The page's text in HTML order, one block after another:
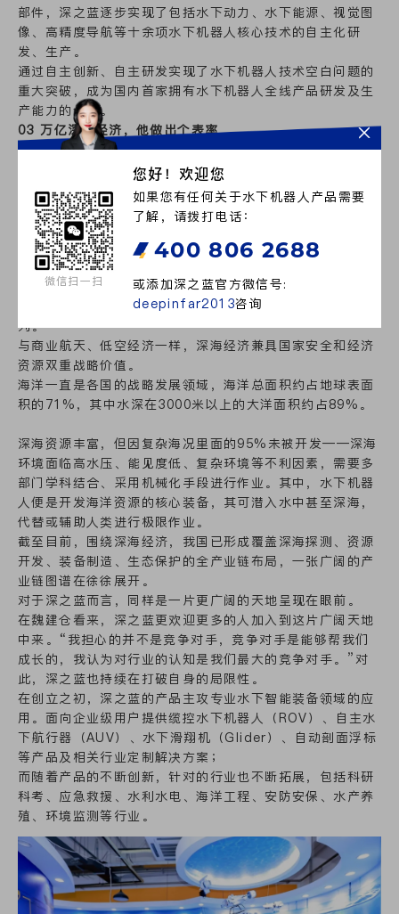
部件，深之蓝逐步实现了包括水下动力、水下能源、视觉图
像、高精度导航等十余项水下机器人核心技术的自主化研
发、生产。
通过自主创新、自主研发实现了水下机器人技术空白问题的
重大突破，成为国内首家拥有水下机器人全线产品研发及生
产能力的企业。
03 万亿深海经济，他做出个表率
2025年是深海经济元年。
在2025年2月24日，自然资源部发布了《2024年中国海洋
经济统计公报》。《公报》显示：
2024年我国海洋经济总量再上新台阶，首次突破10万亿。
根据麦哲洞察，中国海洋生产总值2025年预计突破13万亿
元，其中深海科技相关产业的占比将超过25%，市场规模有
望达到3.25万亿元以上。
而在一个多月后，我国政府工作报告发布。其中“深海科
技”被首次纳入其中，且深海科技与商业航天、低空经济并
列。
与商业航天、低空经济一样，深海经济兼具国家安全和经济
资源双重战略价值。
海洋一直是各国的战略发展领域，海洋总面积约占地球表面
积的71%，其中水深在3000米以上的大洋面积约占89%。
深海资源丰富，但因复杂海况里面的95%未被开发——深海
环境面临高水压、能见度低、复杂环境等不利因素，需要多
部门学科结合、采用机械化手段进行作业。其中，水下机器
人便是开发海洋资源的核心装备，其可潜入水中甚至深海，
代替或辅助人类进行极限作业。
截至目前，围绕深海经济，我国已形成覆盖深海探测、资源
开发、装备制造、生态保护的全产业链布局，一张广阔的产
业链图谱在徐徐展开。
对于深之蓝而言，同样是一片更广阔的天地呈现在眼前。
在魏建仓看来，深之蓝更欢迎更多的人加入到这片广阔天地
中来。“我担心的并不是竞争对手，竞争对手是能够帮我们
成长的，我认为对行业的认知是我们最大的竞争对手。”对
此，深之蓝也持续在打破自身的局限性。
在创立之初，深之蓝的产品主攻专业水下智能装备领域的应
用。面向企业级用户提供缆控水下机器人（ROV）、自主水
下航行器（AUV）、水下滑翔机（Glider）、自动剖面浮标
等产品及相关行业定制解决方案；
而随着产品的不断创新，针对的行业也不断拓展，包括科研
科考、应急救援、水利水电、海洋工程、安防安保、水产养
殖、环境监测等行业。
微信扫一扫
您好！欢迎您
如果您有任何关于水下机器人产品需要
了解，请拨打电话：
400 806 2688
或添加深之蓝官方微信号:
deepinfar2013咨询